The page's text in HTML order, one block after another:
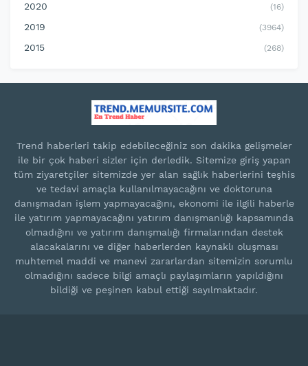
2020 (16)
2019 (3964)
2015 (268)
Trend haberleri takip edebileceğiniz son dakika gelişmeler
ile bir çok haberi sizler için derledik. Sitemize giriş yapan
tüm ziyaretçiler sitemizde yer alan sağlık haberlerini teşhis
ve tedavi amaçla kullanılmayacağını ve doktoruna
danışmadan işlem yapmayacağını, ekonomi ile ilgili haberle
ile yatırım yapmayacağını yatırım danışmanlığı kapsamında
olmadığını ve yatırım danışmalığı firmalarından destek
alacakalarını ve diğer haberlerden kaynaklı oluşması
muhtemel maddi ve manevi zararlardan sitemizin sorumlu
olmadığını sadece bilgi amaçlı paylaşımların yapıldığını
bildiği ve peşinen kabul ettiği sayılmaktadır.